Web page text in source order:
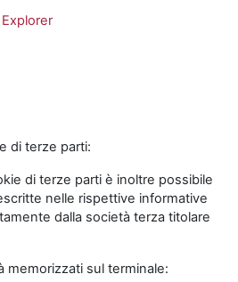
di terze parti:
di terze parti è inoltre possibile
nelle rispettive informative
dalla società terza titolare
memorizzati sul terminale: